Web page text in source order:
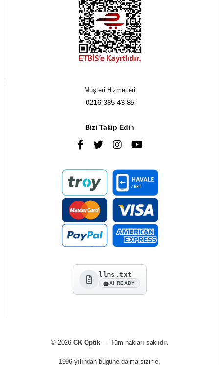
Müşteri Hizmetleri
0216 385 43 85
Bizi Takip Edin
llms.txt
AI READY
© 2026 CK Optik— Tüm hakları saklıdır.
1996 yılından bugüne daima sizinle.